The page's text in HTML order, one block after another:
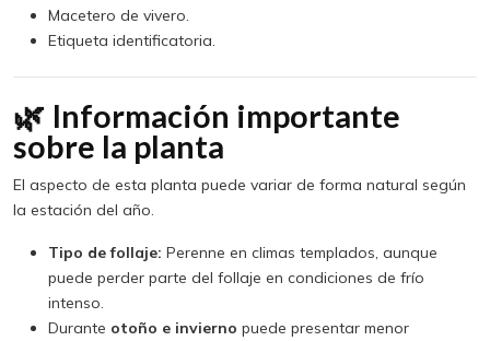
Macetero de vivero.
Etiqueta identificatoria.
🌿 Información importante
sobre la planta
El aspecto de esta planta puede variar de forma natural según
la estación del año.
Tipo de follaje: Perenne en climas templados, aunque
puede perder parte del follaje en condiciones de frío
intenso.
Durante otoño e invierno puede presentar menor